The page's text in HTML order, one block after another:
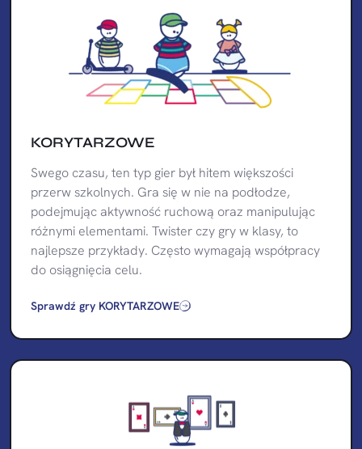
KORYTARZOWE
Swego czasu, ten typ gier był hitem większości
przerw szkolnych. Gra się w nie na podłodze,
podejmując aktywność ruchową oraz manipulując
różnymi elementami. Twister czy gry w klasy, to
najlepsze przykłady. Często wymagają współpracy
do osiągnięcia celu.
Sprawdź gry KORYTARZOWE